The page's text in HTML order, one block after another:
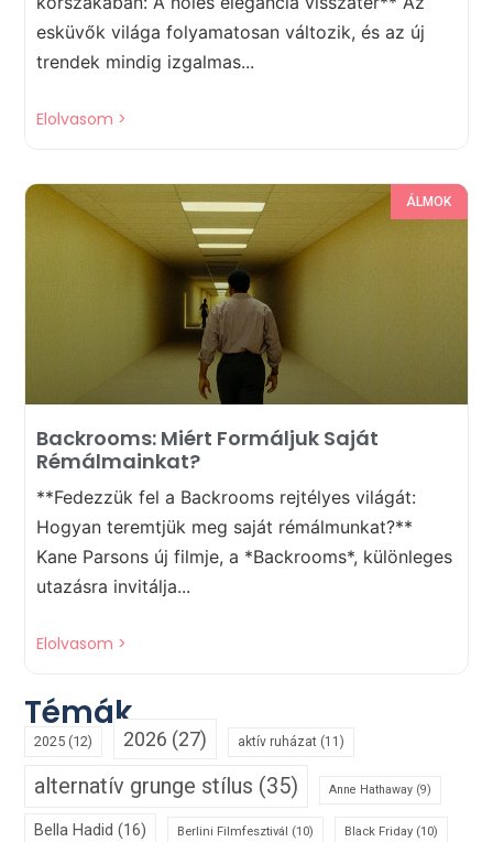
esküvők világa folyamatosan változik, és az új
trendek mindig izgalmas...
Elolvasom >
ÁLMOK
Backrooms: Miért Formáljuk Saját
Rémálmainkat?
**Fedezzük fel a Backrooms rejtélyes világát:
Hogyan teremtjük meg saját rémálmunkat?**
Kane Parsons új filmje, a *Backrooms*, különleges
utazásra invitálja...
Elolvasom >
Témák
2025 (12) 2026 (27) aktív ruházat (11)
alternatív grunge stílus (35) Anne Hathaway (9)
Bella Hadid (16) Berlini Filmfesztivál (10) Black Friday (10)